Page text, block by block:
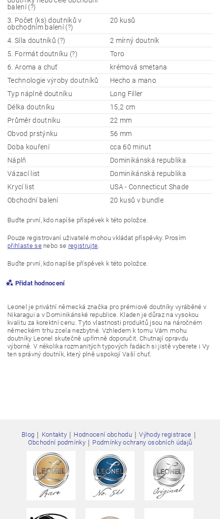
balení (?)
3. Počet (ks) doutníků v
obchodním balení (?)
20 kusů
4. Síla doutníků (?)
2 mírný doutník
5. Formát doutníku (?)
Toro
6. Aroma a chuť
krémová smetana
Technologie výroby doutníků
Hecho a mano
Typ náplně doutníku
Long Filler
Délka doutníku
15,2 cm
Průměr doutníku
22 mm
Obvod prstýnku
56 mm
Doba kouření
cca 60 minut
Náplň
Dominikánská republika
Vázací list
Dominikánská republika
Krycí list
USA - Connecticut Shade
Obchodní balení
20 kusů v bundle
Buďte první, kdo napíše příspěvek k této položce.
Pouze registrovaní uživatelé mohou vkládat příspěvky. Prosím
přihlaste senebo se registrujte
Buďte první, kdo napíše příspěvek k této položce.
Přidat hodnocení
Vložením hodnocení souhlasíte spodmínkami ochrany
osobních údajů
Leonel je privátní německá značka pro prémiové doutníky vyráběné v
Nikaragui a v Dominikánské republice. Kladen je důraz na vysokou
kvalitu za korektní cenu. Tyto vlastnosti produktů jsou na náročném
německém trhu zcela nezbytné. Vzhledem k tomu Vám mohu
doutníky Leonel skutečně upřímně doporučit. Chutnají opravdu
výborně. V několika rozmanitých typových řadách si jistě vyberete i Vy
ten správný doutník, který plně uspokojí Vaší chuť.
Blog | Kontakty | Hodnocení obchodu | Výhody registrace |
Obchodní podmínky | Podmínky ochrany osobních údajů